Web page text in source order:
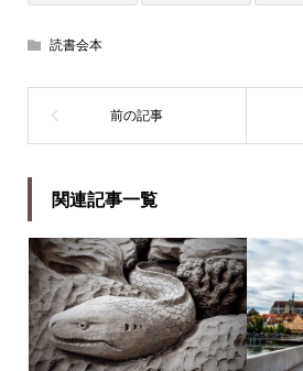
読書会本
関連記事一覧